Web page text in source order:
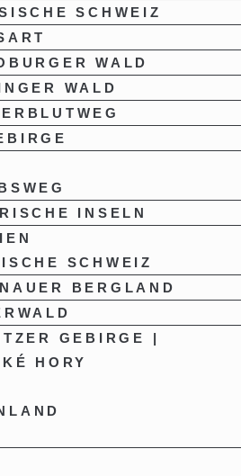
SCHWEIZ
WALD
WALD
INSELN
SCHWEIZ
BERGLAND
GEBIRGE |
HORY